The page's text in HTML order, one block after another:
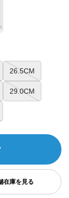
26.5CM
29.0CM